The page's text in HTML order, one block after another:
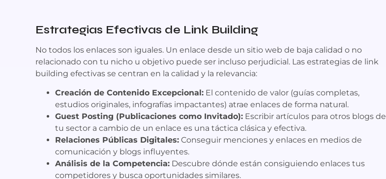
Estrategias Efectivas de Link Building
No todos los enlaces son iguales. Un enlace desde un sitio web de baja calidad o no
relacionado con tu nicho u objetivo puede ser incluso perjudicial. Las estrategias de link
building efectivas se centran en la calidad y la relevancia:
Creación de Contenido Excepcional: El contenido de valor (guías completas,
estudios originales, infografías impactantes) atrae enlaces de forma natural.
Guest Posting (Publicaciones como Invitado): Escribir artículos para otros blogs de
tu sector a cambio de un enlace es una táctica clásica y efectiva.
Relaciones Públicas Digitales: Conseguir menciones y enlaces en medios de
comunicación y blogs influyentes.
Análisis de la Competencia: Descubre dónde están consiguiendo enlaces tus
competidores y busca oportunidades similares.